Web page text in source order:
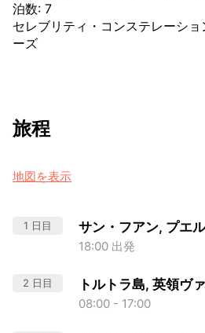
泊数: 7
セレブリティ・コンステレーショ
ーズ
旅程
地図を表示
1 日目 サン・フアン, プエ
18:00 出発
2 日目 トルトラ島, 英領ヴ
08:00 - 17:00